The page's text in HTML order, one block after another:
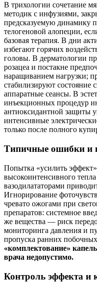
В трихологии сочетание
методик с инфузиями,
предсказуемую динамику
телогеновой алопеции,
базовая терапия. В дни
избегают горячих
головы. В дерматологии
розацеа и постакне
наращиванием нагрузки;
стабилизируют состояние
аппаратные сеансы. В
инъекционных процедур
антиоксидантной защиты
интенсивные
только после полного
Типичные ошибки и
Попытка «усилить
высокоинтенсивного
вазодилататорами
Игнорирование
чревато ожогами при
препаратов: системное
же вещества — риск
мониторинга давления и
пропуска ранних
«комплектование»
врача недопустимо.
Контроль эффекта и